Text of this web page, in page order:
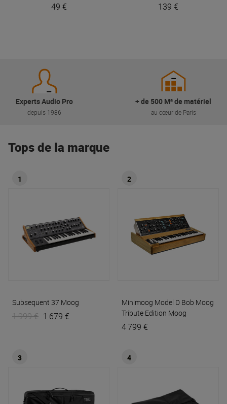
49 € 139 €
Experts Audio Pro
depuis 1986
+ de 500 M² de matériel
au cœur de Paris
Tops de la marque
1
Subsequent 37 Moog
1 999 € 1 679 €
2
Minimoog Model D Bob Moog
Tribute Edition Moog
4 799 €
3 4